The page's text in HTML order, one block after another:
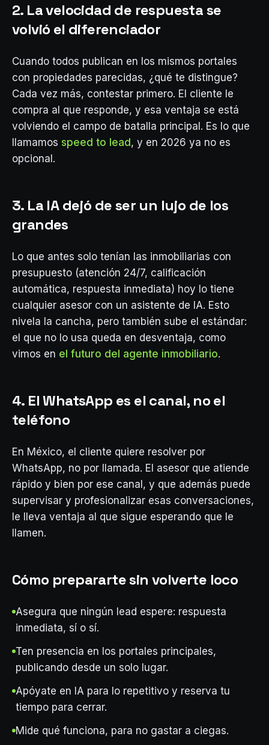
2. La velocidad de respuesta se
volvió el diferenciador
Cuando todos publican en los mismos portales
con propiedades parecidas, ¿qué te distingue?
Cada vez más, contestar primero. El cliente le
compra al que responde, y esa ventaja se está
volviendo el campo de batalla principal. Es lo que
llamamos speed to lead , y en 2026 ya no es
opcional.
3. La IA dejó de ser un lujo de los
grandes
Lo que antes solo tenían las inmobiliarias con
presupuesto (atención 24/7, calificación
automática, respuesta inmediata) hoy lo tiene
cualquier asesor con un asistente de IA. Esto
nivela la cancha, pero también sube el estándar:
el que no lo usa queda en desventaja, como
vimos en el futuro del agente inmobiliario.
4. El WhatsApp es el canal, no el
teléfono
En México, el cliente quiere resolver por
WhatsApp, no por llamada. El asesor que atiende
rápido y bien por ese canal, y que además puede
supervisar y profesionalizar esas conversaciones,
le lleva ventaja al que sigue esperando que le
llamen.
Cómo prepararte sin volverte loco
Asegura que ningún lead espere: respuesta
inmediata, sí o sí.
Ten presencia en los portales principales,
publicando desde un solo lugar.
Apóyate en IA para lo repetitivo y reserva tu
tiempo para cerrar.
Mide qué funciona, para no gastar a ciegas.